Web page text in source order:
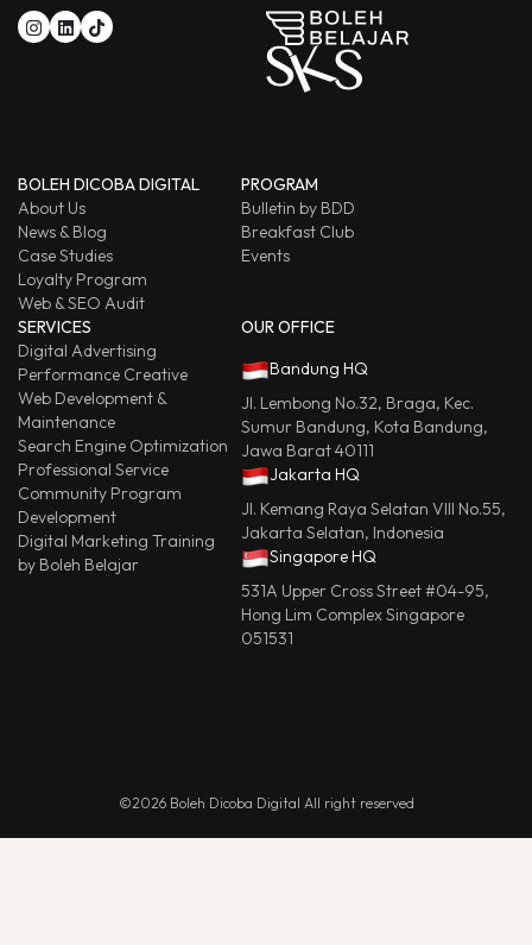
BOLEH DICOBA DIGITAL
About Us
News & Blog
Case Studies
Loyalty Program
Web & SEO Audit
PROGRAM
Bulletin by BDD
Breakfast Club
Events
SERVICES
Digital Advertising
Performance Creative
Web Development &
Maintenance
Search Engine Optimization
Professional Service
Community Program
Development
Digital Marketing Training
by Boleh Belajar
OUR OFFICE
Bandung HQ
Jl. Lembong No.32, Braga, Kec.
Sumur Bandung, Kota Bandung,
Jawa Barat 40111
Jakarta HQ
Jl. Kemang Raya Selatan VIII No.55,
Jakarta Selatan, Indonesia
Singapore HQ
531A Upper Cross Street #04-95,
Hong Lim Complex Singapore
051531
©2026 Boleh Dicoba Digital All right reserved